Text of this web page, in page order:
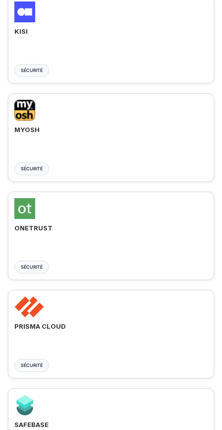
KISI
SÉCURITÉ
MYOSH
SÉCURITÉ
ONETRUST
SÉCURITÉ
PRISMA CLOUD
SÉCURITÉ
SAFEBASE